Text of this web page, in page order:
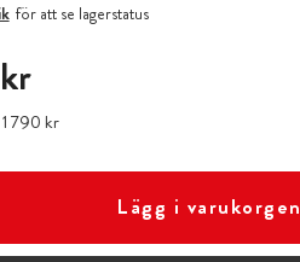
för att se lagerstatus
Pris:1 790 kr
1 790 kr
Lägg i varukorgen